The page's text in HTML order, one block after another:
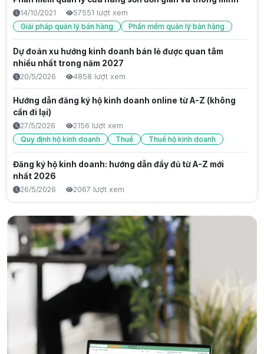
điểm Gen Z
6/8/2026 3 lượt xem
Thế hệ gen z la gì? Đặc điểm, năm sinh và vai trò trong
thời đại số
6/8/2026
Sau Gen Z là gen gì? Tìm hiểu thế hệ Alpha từ A đến Z
6/8/2026
Chat GPT Hình Ảnh: Hướng Dẫn Tạo & Phân Tích Ảnh Với
AI 2026
Kiến thức công nghệ
Thẻ Căn Cước Mới: Quy Định 2026 & Hướng Dẫn Đổi Chi
5/8/2026 10 lượt xem
14/10/2021
57551 lượt xem
Giải pháp quản lý bán hàng
Phần mềm quản lý bán hàng
Dự đoán xu hướng kinh doanh bán lẻ được quan tâm
nhiều nhất trong năm 2027
20/5/2026 4858 lượt xem
Hướng dẫn đăng ký hộ kinh doanh online từ A-Z (không
cần đi lại)
27/5/2026
2156 lượt xem
Quy định hộ kinh doanh
Thuế Thuế hộ kinh doanh
Đăng ký hộ kinh doanh: hướng dẫn đầy đủ từ A-Z mới
nhất 2026
26/5/2026 2067 lượt xem
thu
5/9/2025 1884 lượt xem
Tại sao bán hàng thủ công dễ sai sót, mất lòng khách?
1805 lượt xem
Giải pháp cho hàng hoá thất thoát, không biết tồn – hết
1697 lượt xem
Làm sao biết mỗi ngày lời hay lỗ khi báo cáo quá phức